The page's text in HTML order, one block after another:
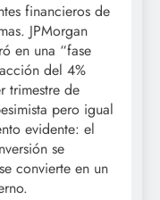
financieros de
JPMorgan
en una “fase
del 4%
trimestre de
pero igual
evidente: el
se
convierte en un